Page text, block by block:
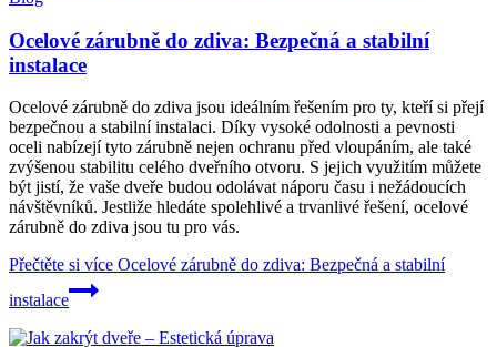
Ocelové zárubně do zdiva: Bezpečná a stabilní
instalace
Ocelové zárubně do zdiva jsou ideálním řešením pro ty, kteří si přejí
bezpečnou a stabilní instalaci. Díky vysoké odolnosti a pevnosti
oceli nabízejí tyto zárubně nejen ochranu před vloupáním, ale také
zvýšenou stabilitu celého dveřního otvoru. S jejich využitím můžete
být jistí, že vaše dveře budou odolávat náporu času i nežádoucích
návštěvníků. Jestliže hledáte spolehlivé a trvanlivé řešení, ocelové
zárubně do zdiva jsou tu pro vás.
Přečtěte si více Ocelové zárubně do zdiva: Bezpečná a stabilní
instalace